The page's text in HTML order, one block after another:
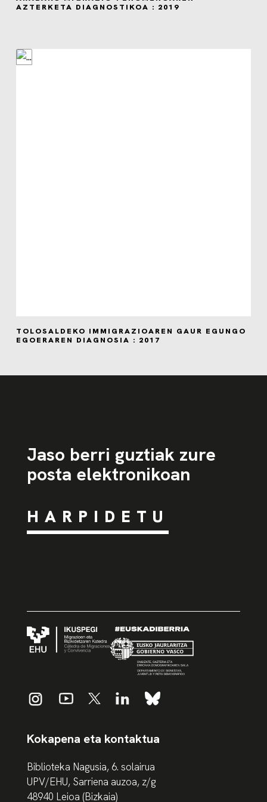
AZTERKETA DIAGNOSTIKOA : 2019
TOLOSALDEKO IMMIGRAZIOAREN GAUR EGUNGO
EGOERAREN DIAGNOSIA : 2017
Jaso berri guztiak zure
posta elektronikoan
HARPIDETU
Kokapena eta kontaktua
Biblioteka Nagusia, 6. solairua
UPV/EHU, Sarriena auzoa, z/g
48940 Leioa (Bizkaia)